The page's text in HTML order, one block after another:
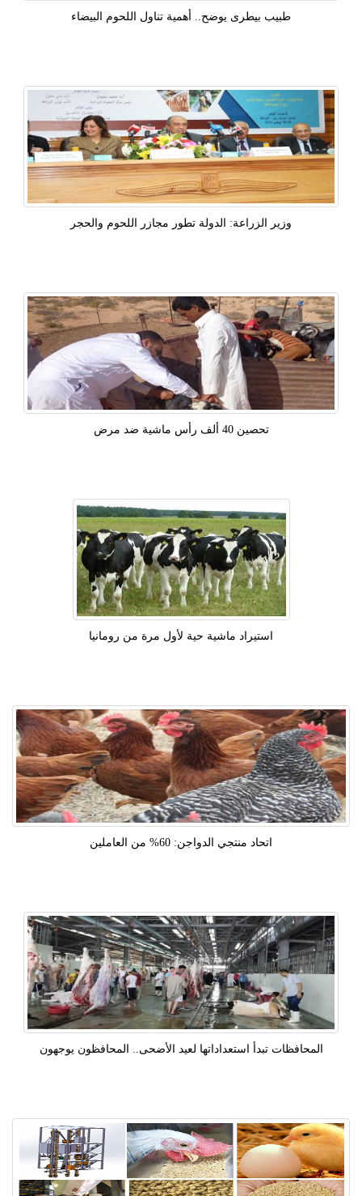
طبيب بيطرى يوضح.. أهمية تناول اللحوم البيضاء
وزير الزراعة: الدولة تطور مجازر اللحوم والحجر
تحصين 40 ألف رأس ماشية ضد مرض
استيراد ماشية حية لأول مرة من رومانيا
اتحاد منتجي الدواجن: 60% من العاملين
المحافظات تبدأ استعداداتها لعيد الأضحى.. المحافظون يوجهون